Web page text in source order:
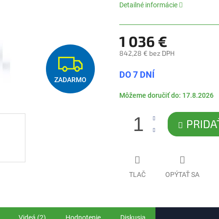
Z
A
O
ZADARMO
0,0
5
Detailné informácie
1 036 €
842,28 € bez DPH
cena:
DO 7 DNÍ
Môžeme doručiť do: 17.8.2026
TLAČ OPÝTAŤ SA